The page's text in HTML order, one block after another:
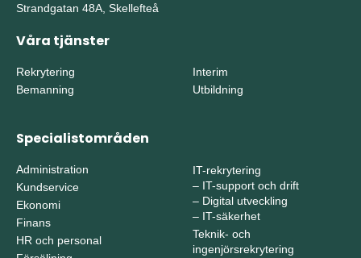
Strandgatan 48A, Skellefteå
Våra tjänster
Rekrytering
Bemanning
Interim
Utbildning
Specialistområden
Administration
Kundservice
Ekonomi
Finans
HR och personal
IT-rekrytering
– IT-support och drift
– Digital utveckling
– IT-säkerhet
Teknik- och
ingenjörsrekrytering